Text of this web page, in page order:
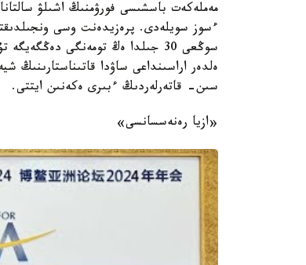
مەملەكەت باسشىسى فورۋمنىڭ اشىلۋ
ءسوز سويلەدى. پرەزيدەنت وسى
سوڭعى 30 جىلدا ەڭ تومەنگى
ەلدەر اراسىنداعى ساۋدا قاتىناستارىنىڭ
سىن- قاتەرلەردىڭ ءبىرى ەكەنىن ايتتى.
«ازيا رەنەسسانسى»